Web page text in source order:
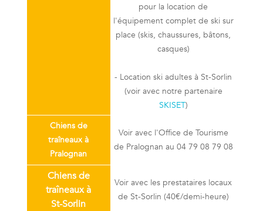
pour la location de
l'équipement complet de ski sur
place (skis, chaussures, bâtons,
casques)
- Location ski adultes à St-Sorlin
(voir avec notre partenaire
SKISET)
Chiens de
traîneaux à
Pralognan
Voir avec l'Office de Tourisme
de Pralognan au 04 79 08 79 08
Chiens de
traîneaux à
St-Sorlin
Voir avec les prestataires locaux
de St-Sorlin (40€/demi-heure)